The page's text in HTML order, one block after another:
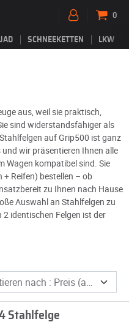
SCHNEEKETTEN LKW
0
aus, weil sie praktisch,
sind widerstandsfähiger als
auf Grip500 ist ganz
wir präsentieren Ihnen alle
Wagen kompatibel sind. Sie
Reifen) bestellen – ob
zu Ihnen nach Hause
Auswahl an Stahlfelgen zu
identischen Felgen ist der
Stahlfelge